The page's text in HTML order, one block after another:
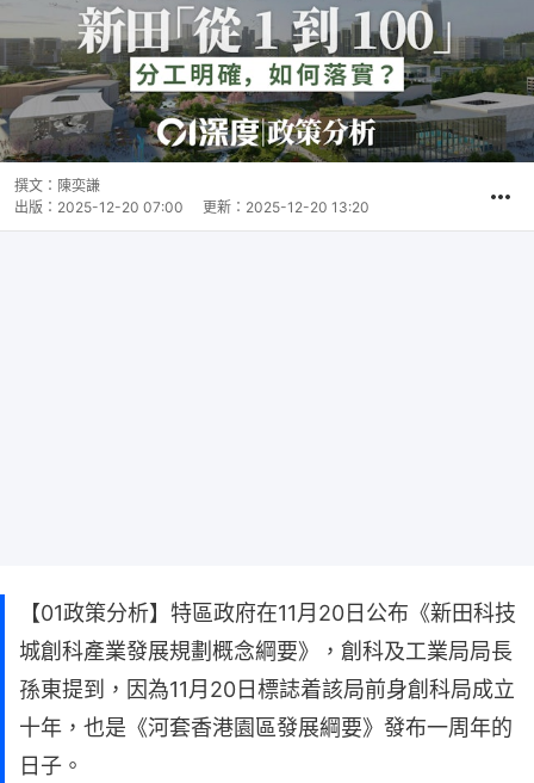
撰文： 陳奕謙
出版： 2025-12-20 07:00 更新： 2025-12-20 13:20
【01政策分析】特區政府在11月20日公布《新田科技
城創科產業發展規劃概念綱要》，創科及工業局局長
孫東提到，因為11月20日標誌着該局前身創科局成立
十年，也是《河套香港園區發展綱要》發布一周年的
日子。